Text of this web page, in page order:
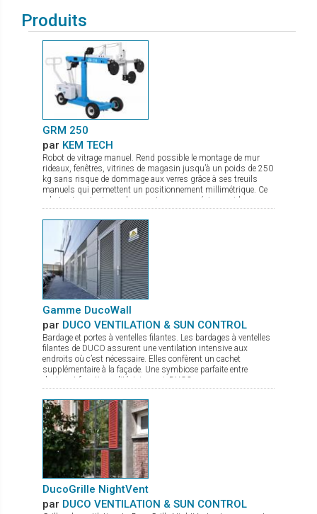
Produits
GRM 250
par KEM TECH
Robot de vitrage manuel. Rend possible le montage de mur
rideaux, fenêtres, vitrines de magasin jusqu’à un poids de 250
kg sans risque de dommage aux verres grâce à ses treuils
manuels qui permettent un positionnement millimétrique. Ce
robot est surtout pour les monteurs une précieuse aide
puisque la pose des lourds vitrages se fait pratiquement sans
effort physique. Pour l’entreprise c’est de plus une importante
diminution du coût du montage puisque 1 monteur suffit pour
la pose de vitrage jusqu’à 250 kg environ. Il se transporte
aisément dans tout véhicule entièrement assemblé ou
partiellement démonté. C’est de plus un appareil de levage idéal
pour une utilisation en atelier, pour la pose de verre sur une
table de travail. De par sa construction le transport de verre
latéral est aussi possible. Il est pourvu de 3 ventouses de
sécurité à pompe (levage unitaire 140 kg). Pourvu d’un crochet
Gamme DucoWall
par DUCO VENTILATION & SUN CONTROL
Bardage et portes à ventelles filantes. Les bardages à ventelles
filantes de DUCO assurent une ventilation intensive aux
endroits où c’est nécessaire. Elles confèrent un cachet
supplémentaire à la façade. Une symbiose parfaite entre
design et fonctionnalité. Ici aussi, DUCO propose une gamme
complète : Ducowall Classic : Bardage à ventelles grand débit
d’air Ducowall Screening : sert comme pare-vue des zones
techniques DucoWall Acoustic : pour installation aux endroits
où il y a besoin de réduire des bruits sortants des centrales de
traitement d’air. DucoWall Solid : bardage le plus solide du
marché et idéal comme protection contre le vandalisme.
DucoGrille NightVent
par DUCO VENTILATION & SUN CONTROL